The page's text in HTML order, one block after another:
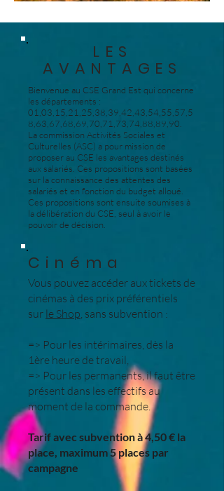
LES
AVANTAGES
Bienvenue au CSE Grand Est qui concerne
les départements :
01,03,15,21,25,38,39,42,43,54,55,57,5
8,63,67,68,69,70,71,73,74,88,89,90.
La commission Activités Sociales et
Culturelles (ASC) a pour mission de
proposer au CSE les avantages destinés
aux salariés. Ces propositions sont basées
sur la connaissance des attentes des
salariés et en fonction du budget alloué.
Ces propositions sont ensuite soumises à
la délibération du CSE, seul à avoir le
pouvoir de décision.
Cinéma
Vous pouvez accéder aux tickets de
cinémas à des prix préférentiels
sur le Shop, sans subvention :
=> Pour les intérimaires, dès la
1ère heure de travail,
=> Pour les permanents, il faut être
présent dans les effectifs au
moment de la commande.
Tarif avec subvention à 4,50 € la
place, maximum 5 places par
campagne